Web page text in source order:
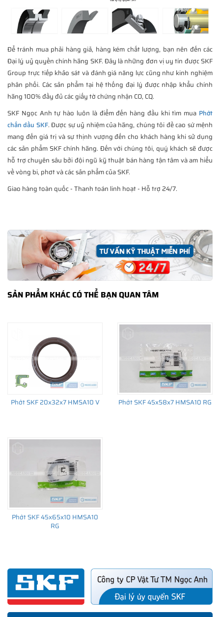
Để tránh mua phải hàng giả, hàng kém chất lượng, bạn nên đến các
Đại lý uỷ quyền chính hãng SKF. Đây là những đơn vị uy tín được SKF
Group trực tiếp khảo sát và đánh giá năng lực cũng như kinh nghiệm
phân phối. Các sản phẩm tại hệ thống đại lý được nhập khẩu chính
hãng 100% đầy đủ các giấy tờ chứng nhận CO, CQ.
SKF Ngọc Anh tự hào luôn là điểm đến hàng đầu khi tìm mua Phớt
chắn dầu SKF. Được sự uỷ nhiệm của hãng, chúng tôi đề cao sứ mệnh
mang đến giá trị và sự thịnh vượng đến cho khách hàng khi sử dụng
các sản phẩm SKF chính hãng. Đến với chúng tôi, quý khách sẽ được
hỗ trợ chuyên sâu bởi đội ngũ kỹ thuật bán hàng tận tâm và am hiểu
về vòng bi, phơt và các sản phẩm của SKF.
Giao hàng toàn quốc - Thanh toán linh hoạt - Hỗ trợ 24/7.
SẢN PHẨM KHÁC CÓ THỂ BẠN QUAN TÂM
Phớt SKF 20x32x7 HMSA10 V Phớt SKF 45x58x7 HMSA10 RG
Phớt SKF 45x65x10 HMSA10
RG